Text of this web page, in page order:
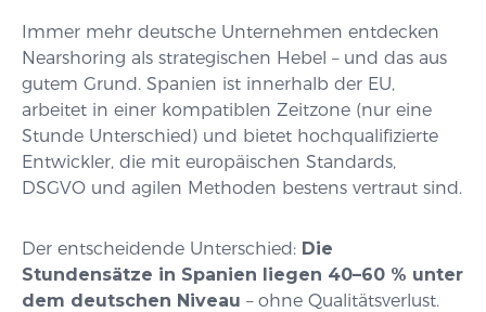
Immer mehr deutsche Unternehmen entdecken
Nearshoring als strategischen Hebel – und das aus
gutem Grund. Spanien ist innerhalb der EU,
arbeitet in einer kompatiblen Zeitzone (nur eine
Stunde Unterschied) und bietet hochqualifizierte
Entwickler, die mit europäischen Standards,
DSGVO und agilen Methoden bestens vertraut sind.
Der entscheidende Unterschied: Die
Stundensätze in Spanien liegen 40–60 % unter
dem deutschen Niveau – ohne Qualitätsverlust.